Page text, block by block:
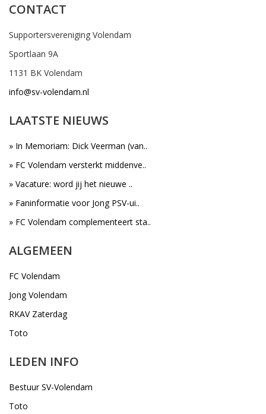
CONTACT
Supportersvereniging Volendam
Sportlaan 9A
1131 BK Volendam
info@sv-volendam.nl
LAATSTE NIEUWS
» In Memoriam: Dick Veerman (van..
» FC Volendam versterkt middenve..
» Vacature: word jij het nieuwe ..
» Faninformatie voor Jong PSV-ui..
» FC Volendam complementeert sta..
ALGEMEEN
FC Volendam
Jong Volendam
RKAV Zaterdag
Toto
LEDEN INFO
Bestuur SV-Volendam
Toto